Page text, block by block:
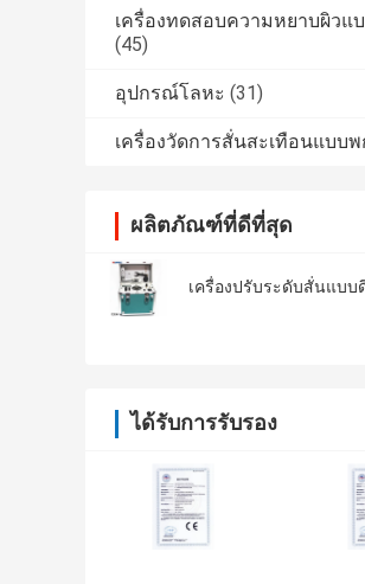
เครื่องทดสอบความหยาบผิวแ
(45)
อุปกรณ์โลหะ (31)
เครื่องวัดการสั่นสะเทือนแบบ
ผลิตภัณฑ์ที่ดีที่สุด
เครื่องปรับระดับสั่นแบบ
ได้รับการรับรอง